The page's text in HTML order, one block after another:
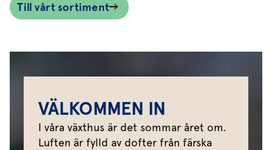
Till vårt sortiment
VÄLKOMMEN IN
I våra växthus är det sommar året om.
Luften är fylld av dofter från färska